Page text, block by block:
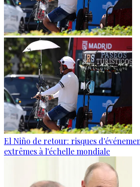
El Niño de retour: risques
extrêmes à l'échelle mondiale